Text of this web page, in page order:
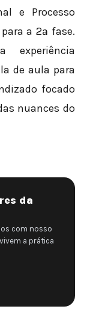
e Processo
a 2ª fase.
de aula para
focado
nuances do
da
com nosso
a prática